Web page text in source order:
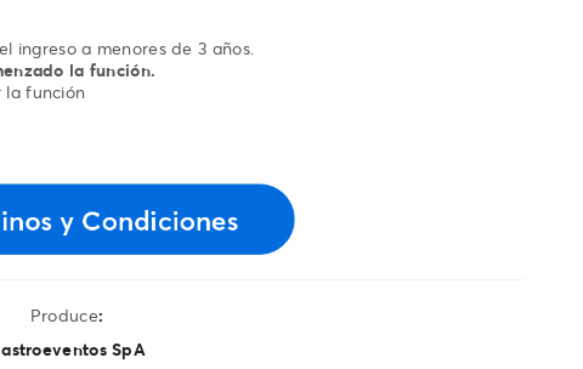
ingreso a menores de 3 años.
la función.
la función
Produce:
SpA